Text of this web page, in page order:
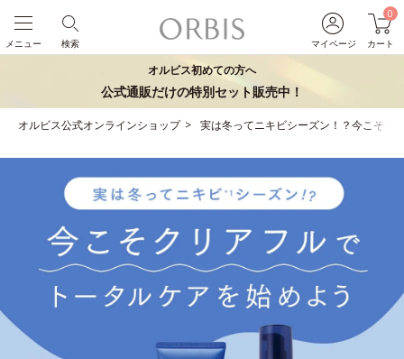
マイページ
0
カート
検索
メニュー
オルビス初めての方へ
公式通販だけの特別セット販売中！
オルビス公式オンラインショップ 実は冬ってニキビシーズン！？今こそク